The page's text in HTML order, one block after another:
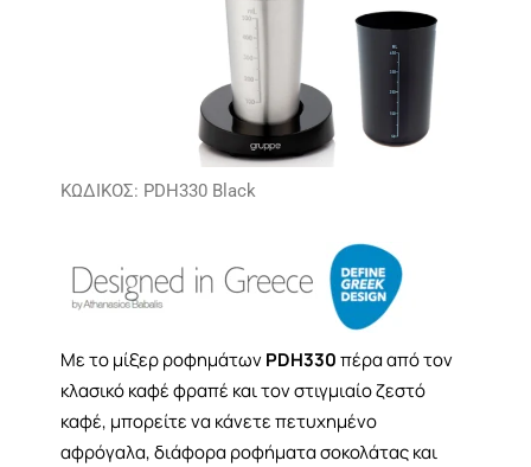
ΚΩΔΙΚΟΣ: PDH330 Black
Με το μίξερ ροφημάτωνPDH330πέρα από τον
κλασικό καφέ φραπέ και τον στιγμιαίο ζεστό
καφέ, μπορείτε να κάνετε πετυχημένο
αφρόγαλα, διάφορα ροφήματα σοκολάτας και